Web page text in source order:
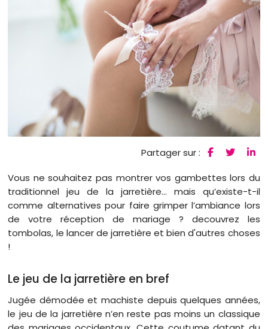
Partager sur :
Vous ne souhaitez pas montrer vos gambettes lors du
traditionnel jeu de la jarretière… mais qu’existe-t-il
comme alternatives pour faire grimper l’ambiance lors
de votre réception de mariage ? decouvrez les
tombolas, le lancer de jarretière et bien d'autres choses
!
Le jeu de la jarretière en bref
Jugée démodée et machiste depuis quelques années,
le jeu de la jarretière n’en reste pas moins un classique